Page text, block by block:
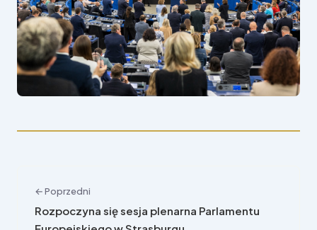
← Poprzedni
Rozpoczyna się sesja plenarna Parlamentu